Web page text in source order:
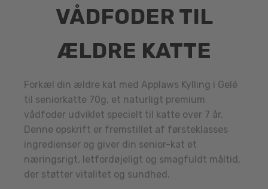
VÅDFODER TIL
ÆLDRE KATTE
Forkæl din ældre kat med Applaws Kylling i Gelé
til seniorkatte 70g, et naturligt premium
vådfoder udviklet specielt til katte over 7 år.
Denne opskrift er fremstillet af førsteklasses
ingredienser og giver din senior-kat et
næringsrigt, letfordøjeligt og smagfuldt måltid,
der støtter vitalitet og sundhed.